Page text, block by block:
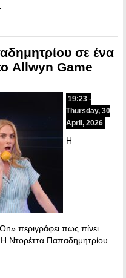
σε ένα
Allwyn Game
19:23 -
Thursday, 30
April, 2026
Η
περιγράφει πως πίνει
Ντορέττα Παπαδημητρίου